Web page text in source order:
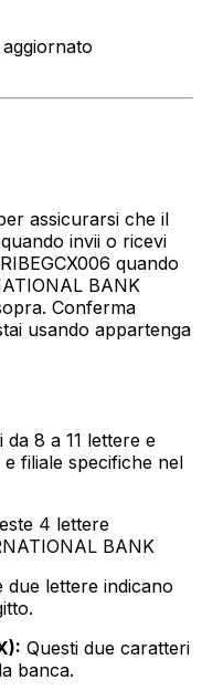
assicurarsi che il
invii o ricevi
quando
BANK
Conferma
usando appartenga
8 a 11 lettere e
filiale specifiche nel
4 lettere
BANK
due lettere indicano
Questi due caratteri
banca.